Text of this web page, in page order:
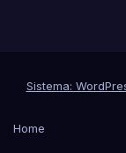
Sistema:
Home